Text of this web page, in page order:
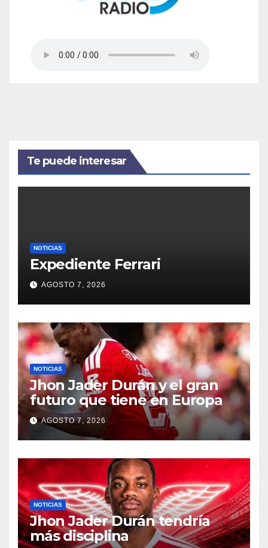
Te puede interesar
NOTICIAS
Expediente Ferrari
AGOSTO 7, 2026
NOTICIAS
Jhon Jader Durán y el gran
futuro que tiene en Europa
AGOSTO 7, 2026
NOTICIAS
Jhon Jader Durán tendría
más disciplina